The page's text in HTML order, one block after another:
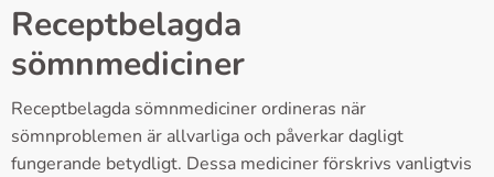
Receptbelagda
sömnmediciner
Receptbelagda sömnmediciner ordineras när
sömnproblemen är allvarliga och påverkar dagligt
fungerande betydligt. Dessa mediciner förskrivs vanligtvis